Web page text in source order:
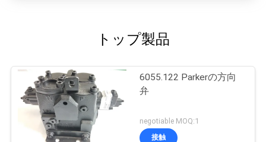
トップ製品
6055.122 Parkerの方向
弁
negotiable MOQ:1
接触